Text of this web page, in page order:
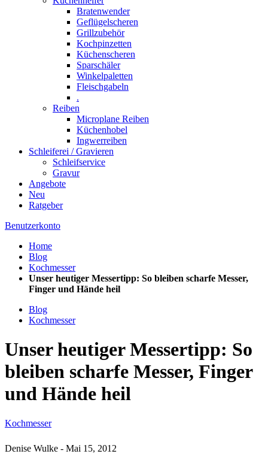
Bratenwender
Geflügelscheren
Grillzubehör
Kochpinzetten
Küchenscheren
Sparschäler
Winkelpaletten
Fleischgabeln
.
Reiben
Microplane Reiben
Küchenhobel
Ingwerreiben
Schleiferei / Gravieren
Schleifservice
Gravur
Angebote
Neu
Ratgeber
Benutzerkonto
Home
Blog
Kochmesser
Unser heutiger Messertipp: So bleiben scharfe Messer,
Finger und Hände heil
Blog
Kochmesser
Unser heutiger Messertipp: So
bleiben scharfe Messer, Finger
und Hände heil
Kochmesser
Denise Wulke - Mai 15, 2012